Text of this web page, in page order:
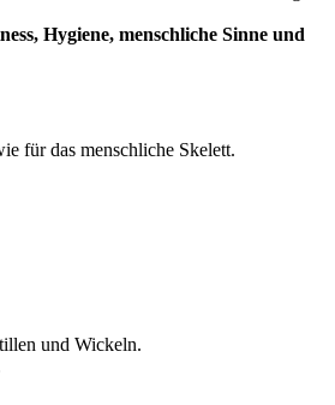
Hygiene, menschliche Sinne und
für das menschliche Skelett.
und Wickeln.